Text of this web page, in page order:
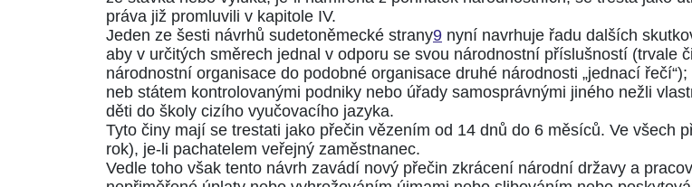
práva již promluvili v kapitole IV.
Jeden ze šesti návrhů sudetoněmecké strany9 nyní navrhuje řadu dalších
aby v určitých směrech jednal v odporu se svou národnostní příslušností (trvale
národnostní organisace do podobné organisace druhé národnosti „jednací
neb státem kontrolovanými podniky nebo úřady samosprávnými jiného nežli
děti do školy cizího vyučovacího jazyka.
Tyto činy mají se trestati jako přečin vězením od 14 dnů do 6 měsíců. Ve
rok), je-li pachatelem veřejný zaměstnanec.
Vedle toho však tento návrh zavádí nový přečin zkrácení národní državy a